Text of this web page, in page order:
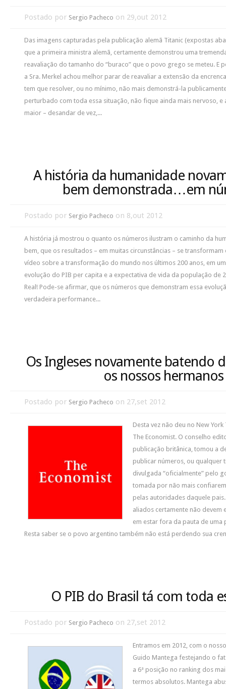
Postado por Sergio Pacheco on 29,out 2012
Das imagens capturadas pela publicação alemã Titanic (expostas
que a primeira ministra alemã, certamente demonstrou uma
reavaliação do tamanho do “buraco” que o povo grego se meteu. E
a Sra. Merkel achou melhor parar de reavaliar a extensão da
tem que resolver, ou no mínimo, não mais demonstrá-la
perturbado com toda essa situação, não fique ainda mais nervoso,
maior – desandar de vez,...
A história da humanidade
bem demonstrada…em
Postado por Sergio Pacheco on 8,out 2012
A história já mostrou o quanto os números ilustram o caminho da
bem, que os resultados – em muitas circunstâncias – se transformam
vídeo sobre a transformação do mundo nos últimos 200 anos, em
evolução do PIB per capita e a expectativa de vida da população de
Real! Pode-se afirmar, que os números que demonstram essa
verdadeira performance...
Os Ingleses novamente batendo
os nossos hermanos
Postado por Sergio Pacheco on 27,set 2012
Desta vez não deu no New
The Economist. O conselho
publicação britânica, tomou a
publicar números, ou qualquer
divulgada “oficialmente” pelo
tomada por não mais
pelas autoridades daquele pais.
aliados certamente não devem
em estar fora da pauta de uma
Resta saber se o povo argentino também não está perdendo sua
O PIB do Brasil tá com toda
Postado por Sergio Pacheco on 27,set 2012
Entramos em 2012, com o
Guido Mantega festejando o
a 6ª posição no ranking dos
termos absolutos. Mantega